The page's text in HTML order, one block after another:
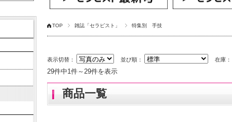
TOP 雑誌「セラピスト」 特集別 手技
表示切替： 並び順： 在庫：
29件中1件～29件を表示
商品一覧